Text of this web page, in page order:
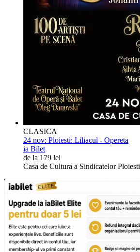
CLASICA
24 nov: Ploiesti: Liliacul - Opereta
ia Bilet
de la 179 lei
Casa de Cultura a Sindicatelor Ploiesti